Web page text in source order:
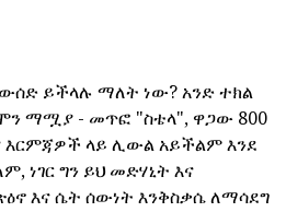
ይችላሉ ማለት ነው? አንድ ተክል
ማሟያ - መጥፎ "ስቴላ", ዋጋው 800
ላይ ሊውል አይችልም እንደ
ነገር ግን ይህ መድሃኒት እና
እና ሴት ሰውነት እንቅስቃሴ ለማሳደግ